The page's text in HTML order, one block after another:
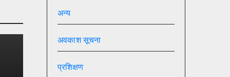
अन्य
अवकाश सूचना
प्रशिक्षण